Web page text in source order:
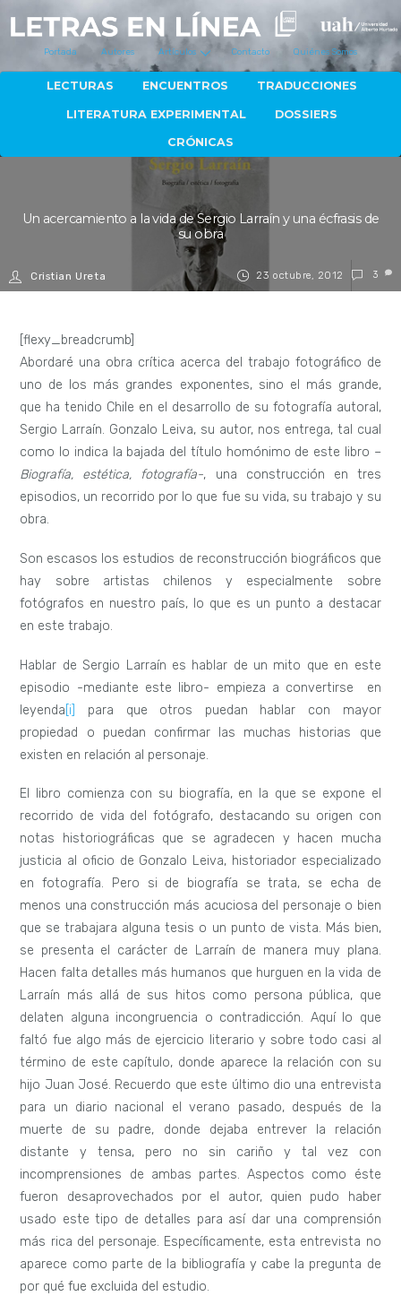
Portada Autores Artículos Contacto Quiénes Somos
LECTURAS ENCUENTROS TRADUCCIONES
LITERATURA EXPERIMENTAL DOSSIERS
CRÓNICAS
23 octubre, 2012
Un acercamiento a la vida de Sergio Larraín y una écfrasis de
su obra
Cristian Ureta 3
[flexy_breadcrumb]
Abordaré una obra crítica acerca del trabajo fotográfico de
uno de los más grandes exponentes, sino el más grande,
que ha tenido Chile en el desarrollo de su fotografía autoral,
Sergio Larraín. Gonzalo Leiva, su autor, nos entrega, tal cual
como lo indica la bajada del título homónimo de este libro –
Biografía, estética, fotografía-, una construcción en tres
episodios, un recorrido por lo que fue su vida, su trabajo y su
obra.
Son escasos los estudios de reconstrucción biográficos que
hay sobre artistas chilenos y especialmente sobre
fotógrafos en nuestro país, lo que es un punto a destacar
en este trabajo.
Hablar de Sergio Larraín es hablar de un mito que en este
episodio -mediante este libro- empieza a convertirse en
leyenda [i]
para que otros puedan hablar con mayor
propiedad o puedan confirmar las muchas historias que
existen en relación al personaje.
El libro comienza con su biografía, en la que se expone el
recorrido de vida del fotógrafo, destacando su origen con
notas historiográficas que se agradecen y hacen mucha
justicia al oficio de Gonzalo Leiva, historiador especializado
en fotografía. Pero si de biografía se trata, se echa de
menos una construcción más acuciosa del personaje o bien
que se trabajara alguna tesis o un punto de vista. Más bien,
se presenta el carácter de Larraín de manera muy plana.
Hacen falta detalles más humanos que hurguen en la vida de
Larraín más allá de sus hitos como persona pública, que
delaten alguna incongruencia o contradicción. Aquí lo que
faltó fue algo más de ejercicio literario y sobre todo casi al
término de este capítulo, donde aparece la relación con su
hijo Juan José. Recuerdo que este último dio una entrevista
para un diario nacional el verano pasado, después de la
muerte de su padre, donde dejaba entrever la relación
distante y tensa, pero no sin cariño y tal vez con
incomprensiones de ambas partes. Aspectos como éste
fueron desaprovechados por el autor, quien pudo haber
usado este tipo de detalles para así dar una comprensión
más rica del personaje. Específicamente, esta entrevista no
aparece como parte de la bibliografía y cabe la pregunta de
por qué fue excluida del estudio.